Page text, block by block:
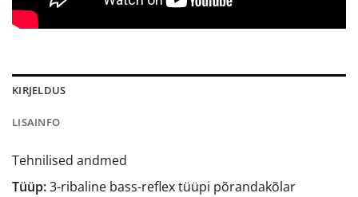
KIRJELDUS
LISAINFO
Tehnilised andmed
Tüüp:3-ribaline bass-reflex tüüpi põrandakõlar